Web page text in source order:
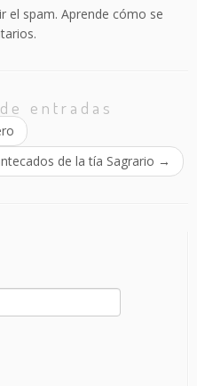
el spam. Aprende cómo se
entradas
de la tía Sagrario →